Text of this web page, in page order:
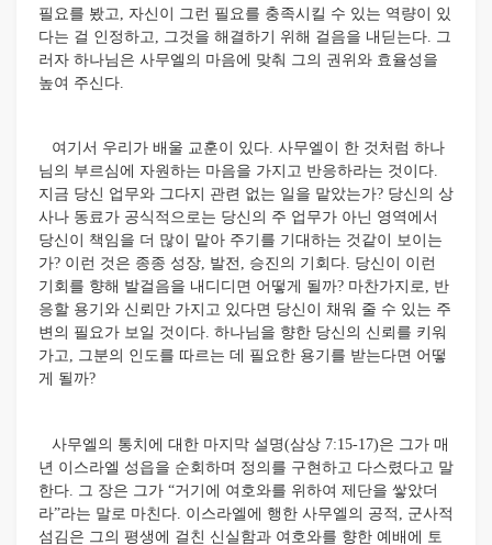
필요를 봤고, 자신이 그런 필요를 충족시킬 수 있는 역량이 있
다는 걸 인정하고, 그것을 해결하기 위해 걸음을 내딛는다. 그
러자 하나님은 사무엘의 마음에 맞춰 그의 권위와 효율성을
높여 주신다.
여기서 우리가 배울 교훈이 있다. 사무엘이 한 것처럼 하나
님의 부르심에 자원하는 마음을 가지고 반응하라는 것이다.
지금 당신 업무와 그다지 관련 없는 일을 맡았는가? 당신의 상
사나 동료가 공식적으로는 당신의 주 업무가 아닌 영역에서
당신이 책임을 더 많이 맡아 주기를 기대하는 것같이 보이는
가? 이런 것은 종종 성장, 발전, 승진의 기회다. 당신이 이런
기회를 향해 발걸음을 내디디면 어떻게 될까? 마찬가지로, 반
응할 용기와 신뢰만 가지고 있다면 당신이 채워 줄 수 있는 주
변의 필요가 보일 것이다. 하나님을 향한 당신의 신뢰를 키워
가고, 그분의 인도를 따르는 데 필요한 용기를 받는다면 어떻
게 될까?
사무엘의 통치에 대한 마지막 설명(삼상 7:15-17)은 그가 매
년 이스라엘 성읍을 순회하며 정의를 구현하고 다스렸다고 말
한다. 그 장은 그가 “거기에 여호와를 위하여 제단을 쌓았더
라”라는 말로 마친다. 이스라엘에 행한 사무엘의 공적, 군사적
섬김은 그의 평생에 걸친 신실함과 여호와를 향한 예배에 토